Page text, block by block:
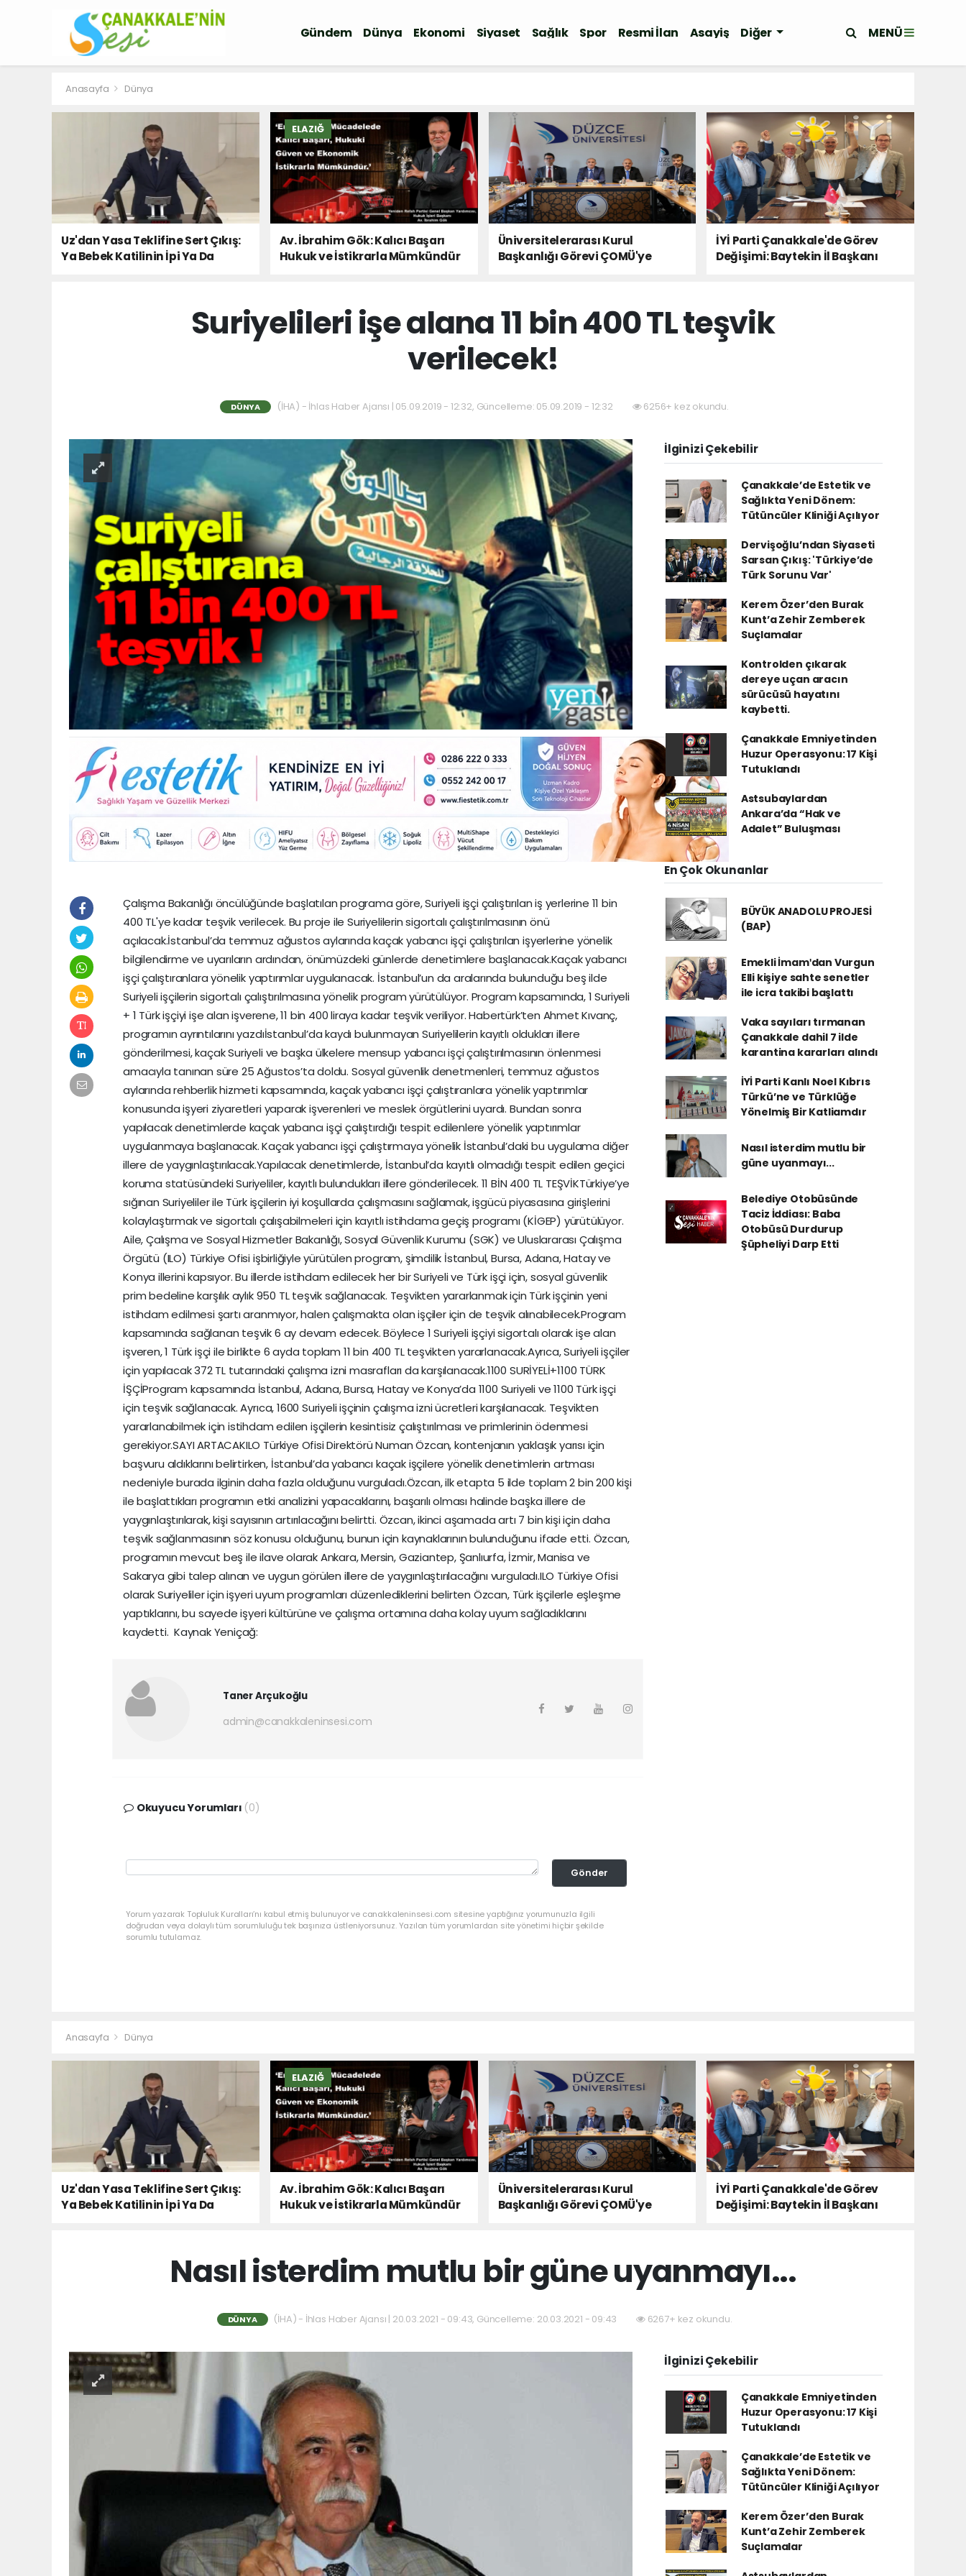
Gündem Dünya Ekonomi Siyaset Sağlık Spor Resmi İlan Asayiş Diğer MENÜ
Anasayfa Dünya
Uz'dan Yasa Teklifine Sert Çıkış:
Ya Bebek Katilinin İpi Ya Da
ELAZIĞ
Av. İbrahim Gök: Kalıcı Başarı
Hukuk ve İstikrarla Mümkündür
Üniversitelerarası Kurul
Başkanlığı Görevi ÇOMÜ'ye
İYİ Parti Çanakkale'de Görev
Değişimi: Baytekin İl Başkanı
Suriyelileri işe alana 11 bin 400 TL teşvik
verilecek!
DÜNYA (İHA) - İhlas Haber Ajansı | 05.09.2019 - 12:32, Güncelleme: 05.09.2019 - 12:32 6256+ kez okundu.
Çalışma Bakanlığı öncülüğünde başlatılan programa göre, Suriyeli işçi çalıştırılan iş yerlerine 11 bin
400 TL'ye kadar teşvik verilecek. Bu proje ile Suriyelilerin sigortalı çalıştırılmasının önü
açılacak.İstanbul’da temmuz ağustos aylarında kaçak yabancı işçi çalıştırılan işyerlerine yönelik
bilgilendirme ve uyarıların ardından, önümüzdeki günlerde denetimlere başlanacak.Kaçak yabancı
işçi çalıştıranlara yönelik yaptırımlar uygulanacak. İstanbul’un da aralarında bulunduğu beş ilde
Suriyeli işçilerin sigortalı çalıştırılmasına yönelik program yürütülüyor. Program kapsamında, 1 Suriyeli
+ 1 Türk işçiyi işe alan işverene, 11 bin 400 liraya kadar teşvik veriliyor. Habertürk’ten Ahmet Kıvanç,
programın ayrıntılarını yazdıİstanbul’da kaydı bulunmayan Suriyelilerin kayıtlı oldukları illere
gönderilmesi, kaçak Suriyeli ve başka ülkelere mensup yabancı işçi çalıştırılmasının önlenmesi
amacıyla tanınan süre 25 Ağustos’ta doldu. Sosyal güvenlik denetmenleri, temmuz ağustos
aylarında rehberlik hizmeti kapsamında, kaçak yabancı işçi çalıştıranlara yönelik yaptırımlar
konusunda işyeri ziyaretleri yaparak işverenleri ve meslek örgütlerini uyardı. Bundan sonra
yapılacak denetimlerde kaçak yabancı işçi çalıştırdığı tespit edilenlere yönelik yaptırımlar
uygulanmaya başlanacak. Kaçak yabancı işçi çalıştırmaya yönelik İstanbul’daki bu uygulama diğer
illere de yaygınlaştırılacak.Yapılacak denetimlerde, İstanbul’da kayıtlı olmadığı tespit edilen geçici
koruma statüsündeki Suriyeliler, kayıtlı bulundukları illere gönderilecek. 11 BİN 400 TL TEŞVİKTürkiye’ye
sığınan Suriyeliler ile Türk işçilerin iyi koşullarda çalışmasını sağlamak, işgücü piyasasına girişlerini
kolaylaştırmak ve sigortalı çalışabilmeleri için kayıtlı istihdama geçiş programı (KİGEP) yürütülüyor.
Aile, Çalışma ve Sosyal Hizmetler Bakanlığı, Sosyal Güvenlik Kurumu (SGK) ve Uluslararası Çalışma
Örgütü (ILO) Türkiye Ofisi işbirliğiyle yürütülen program, şimdilik İstanbul, Bursa, Adana, Hatay ve
Konya illerini kapsıyor. Bu illerde istihdam edilecek her bir Suriyeli ve Türk işçi için, sosyal güvenlik
prim bedeline karşılık aylık 950 TL teşvik sağlanacak. Teşvikten yararlanmak için Türk işçinin yeni
istihdam edilmesi şartı aranmıyor, halen çalışmakta olan işçiler için de teşvik alınabilecek.Program
kapsamında sağlanan teşvik 6 ay devam edecek. Böylece 1 Suriyeli işçiyi sigortalı olarak işe alan
işveren, 1 Türk işçi ile birlikte 6 ayda toplam 11 bin 400 TL teşvikten yararlanacak.Ayrıca, Suriyeli işçiler
için yapılacak 372 TL tutarındaki çalışma izni masrafları da karşılanacak.1100 SURİYELİ+1100 TÜRK
İŞÇİProgram kapsamında İstanbul, Adana, Bursa, Hatay ve Konya’da 1100 Suriyeli ve 1100 Türk işçi
için teşvik sağlanacak. Ayrıca, 1600 Suriyeli işçinin çalışma izni ücretleri karşılanacak. Teşvikten
yararlanabilmek için istihdam edilen işçilerin kesintisiz çalıştırılması ve primlerinin ödenmesi
gerekiyor.SAYI ARTACAKILO Türkiye Ofisi Direktörü Numan Özcan, kontenjanın yaklaşık yarısı için
başvuru aldıklarını belirtirken, İstanbul’da yabancı kaçak işçilere yönelik denetimlerin artması
nedeniyle burada ilginin daha fazla olduğunu vurguladı.Özcan, ilk etapta 5 ilde toplam 2 bin 200 kişi
ile başlattıkları programın etki analizini yapacaklarını, başarılı olması halinde başka illere de
yaygınlaştırılarak, kişi sayısının artırılacağını belirtti. Özcan, ikinci aşamada artı 7 bin kişi için daha
teşvik sağlanmasının söz konusu olduğunu, bunun için kaynaklarının bulunduğunu ifade etti. Özcan,
programın mevcut beş ile ilave olarak Ankara, Mersin, Gaziantep, Şanlıurfa, İzmir, Manisa ve
Sakarya gibi talep alınan ve uygun görülen illere de yaygınlaştırılacağını vurguladı.ILO Türkiye Ofisi
olarak Suriyeliler için işyeri uyum programları düzenlediklerini belirten Özcan, Türk işçilerle eşleşme
yaptıklarını, bu sayede işyeri kültürüne ve çalışma ortamına daha kolay uyum sağladıklarını
kaydetti. Kaynak Yeniçağ:
Taner Arçukoğlu
admin@canakkaleninsesi.com
Okuyucu Yorumları (0)
Gönder
Yorum yazarak Topluluk Kuralları’nı kabul etmiş bulunuyor ve canakkaleninsesi.com sitesine yaptığınız yorumunuzla ilgili
doğrudan veya dolaylı tüm sorumluluğu tek başınıza üstleniyorsunuz. Yazılan tüm yorumlardan site yönetimi hiçbir şekilde
sorumlu tutulamaz.
İlginizi Çekebilir
Çanakkale’de Estetik ve
Sağlıkta Yeni Dönem:
Tütüncüler Kliniği Açılıyor
Dervişoğlu’ndan Siyaseti
Sarsan Çıkış: 'Türkiye’de
Türk Sorunu Var'
Kerem Özer’den Burak
Kunt’a Zehir Zemberek
Suçlamalar
Kontrolden çıkarak
dereye uçan aracın
sürücüsü hayatını
kaybetti.
Çanakkale Emniyetinden
Huzur Operasyonu: 17 Kişi
Tutuklandı
Astsubaylardan
Ankara’da “Hak ve
Adalet” Buluşması
En Çok Okunanlar
BÜYÜK ANADOLU PROJESİ
(BAP)
Emekli İmamʹdan Vurgun
Elli kişiye sahte senetler
ile icra takibi başlattı
Vaka sayıları tırmanan
Çanakkale dahil 7 ilde
karantina kararları alındı
İYİ Parti Kanlı Noel Kıbrıs
Türkü’ne ve Türklüğe
Yönelmiş Bir Katliamdır
Nasıl isterdim mutlu bir
güne uyanmayı...
Belediye Otobüsünde
Taciz İddiası: Baba
Otobüsü Durdurup
Şüpheliyi Darp Etti
Anasayfa Dünya
Uz'dan Yasa Teklifine Sert Çıkış:
Ya Bebek Katilinin İpi Ya Da
ELAZIĞ
Av. İbrahim Gök: Kalıcı Başarı
Hukuk ve İstikrarla Mümkündür
Üniversitelerarası Kurul
Başkanlığı Görevi ÇOMÜ'ye
İYİ Parti Çanakkale'de Görev
Değişimi: Baytekin İl Başkanı
Nasıl isterdim mutlu bir güne uyanmayı...
DÜNYA (İHA) - İhlas Haber Ajansı | 20.03.2021 - 09:43, Güncelleme: 20.03.2021 - 09:43 6267+ kez okundu.
İlginizi Çekebilir
Çanakkale Emniyetinden
Huzur Operasyonu: 17 Kişi
Tutuklandı
Çanakkale’de Estetik ve
Sağlıkta Yeni Dönem:
Tütüncüler Kliniği Açılıyor
Kerem Özer’den Burak
Kunt’a Zehir Zemberek
Suçlamalar